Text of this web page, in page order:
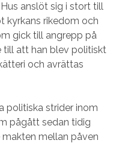
anslöt sig i stort till
kyrkans rikedom och
gick till angrepp på
till att han blev politiskt
och avrättas
politiska strider inom
pågått sedan tidig
mellan påven